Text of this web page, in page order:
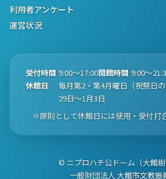
利用者アンケート
運営状況
受付時間 9:00〜17:00開館時間 9:00〜
休館日
毎月第2・第4月曜日（祝祭日
29日〜1月3日
※原則として休館日には使用・受付打
© ニプロハチ公ドーム（大館樹
一般財団法人 大館市文教振